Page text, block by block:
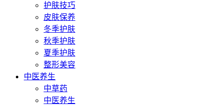
护肤技巧
皮肤保养
冬季护肤
秋季护肤
夏季护肤
整形美容
中医养生
中草药
中医养生